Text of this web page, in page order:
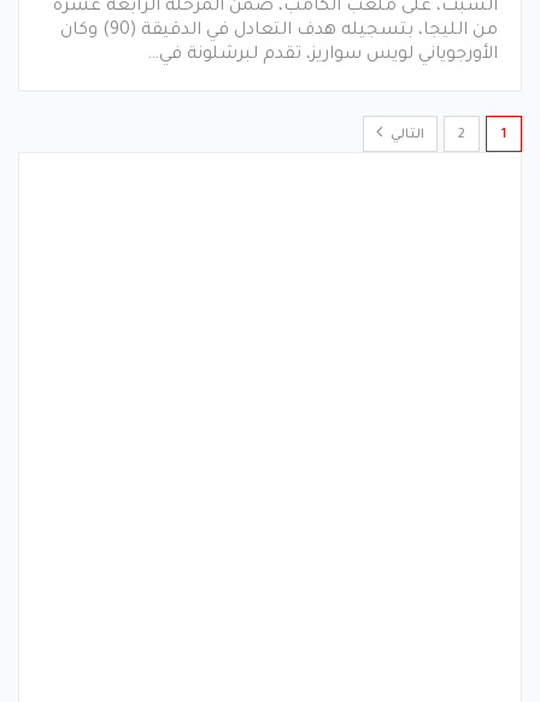
السبت، على ملعب الكامب، ضمن المرحلة الرابعة عشرة
من الليجا، بتسجيله هدف التعادل في الدقيقة (90) وكان
الأورجوياني لويس سواريز، تقدم لبرشلونة في…
1
2 التالي